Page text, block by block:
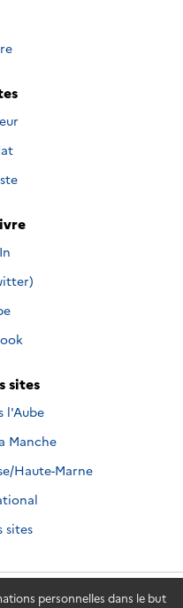
personnelles dans le but
sur
sur
sur
sur
sites
l'Aube
Manche
Haute-Marne
sites
droits réservés.